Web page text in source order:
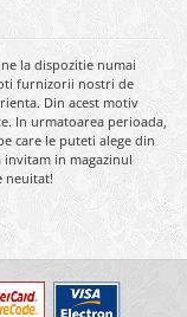
la dispozitie numai
furnizorii nostri de
Din acest motiv
In urmatoarea perioada,
care le puteti alege din
in magazinul
neuitat!